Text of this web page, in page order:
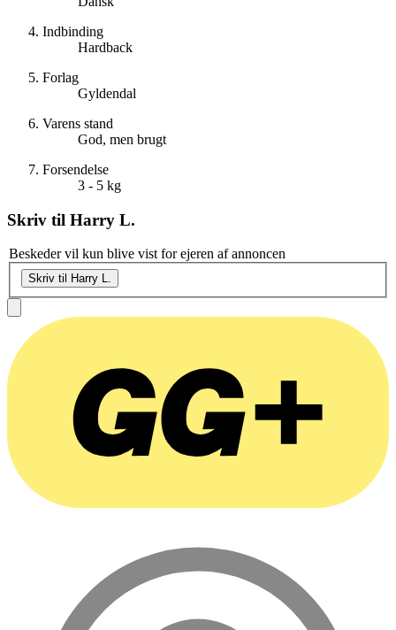
Indbinding
Hardback
Forlag
Gyldendal
Varens stand
God, men brugt
Forsendelse
3 - 5 kg
Skriv til Harry L.
Beskeder vil kun blive vist for ejeren af annoncen
Skriv til Harry L.